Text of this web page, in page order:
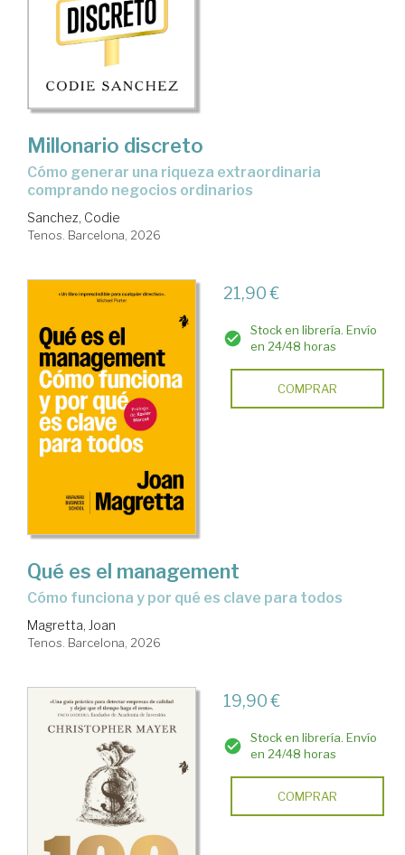
Millonario discreto
Cómo generar una riqueza extraordinaria
comprando negocios ordinarios
Sanchez, Codie
Tenos. Barcelona, 2026
21,90 €
Stock en librería. Envío
en 24/48 horas
COMPRAR
Qué es el management
Cómo funciona y por qué es clave para todos
Magretta, Joan
Tenos. Barcelona, 2026
19,90 €
Stock en librería. Envío
en 24/48 horas
COMPRAR